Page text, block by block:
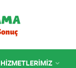
HIZMETLERIMIZ